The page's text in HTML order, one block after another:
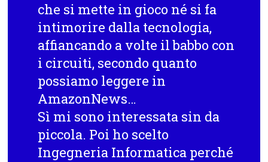
che si mette in gioco né si fa
intimorire dalla tecnologia,
affiancando a volte il babbo con
i circuiti, secondo quanto
possiamo leggere in
AmazonNews…
Sì mi sono interessata sin da
piccola. Poi ho scelto
Ingegneria Informatica perché